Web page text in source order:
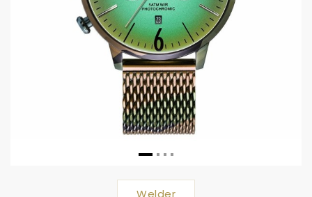
Welder